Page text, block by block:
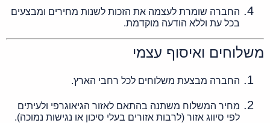
החברה שומרת לעצמה את הזכות לשנות מחירים ומבצעים
בכל עת וללא הודעה מוקדמת.
משלוחים ואיסוף עצמי
החברה מבצעת משלוחים לכל רחבי הארץ.
מחיר המשלוח משתנה בהתאם לאזור הגיאוגרפי ולעיתים
לפי סיווג אזור (לרבות אזורים בעלי סיכון או נגישות נמוכה).